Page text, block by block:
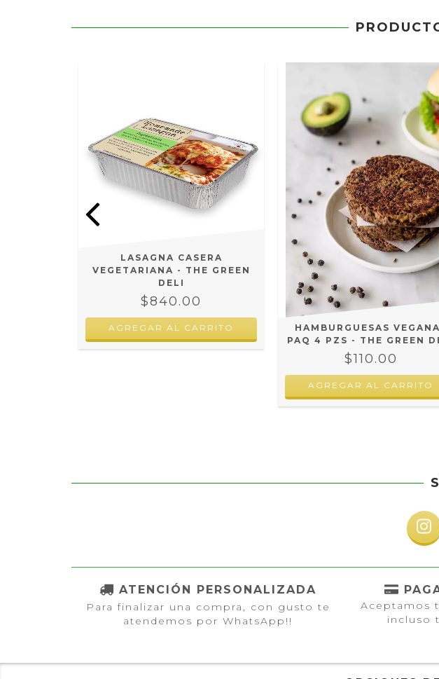
LASAGNA CASERA
VEGETARIANA - THE GREEN
DELI
$840.00
AGREGAR AL CARRITO
HAMBURGUESAS
PAQ 4 PZS - THE GREEN
$110.00
AGREGAR AL CARRITO
ATENCIÓN PERSONALIZADA
Para finalizar una compra, con gusto te
atendemos por WhatsApp!!
Aceptamos
incluso